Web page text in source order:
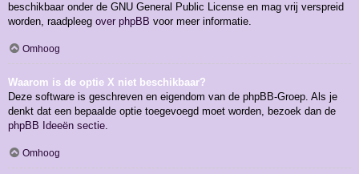
beschikbaar onder de GNU General Public License en mag vrij verspreid
worden, raadpleeg over phpBB voor meer informatie.
Omhoog
Waarom is de optie X niet beschikbaar?
Deze software is geschreven en eigendom van de phpBB-Groep. Als je
denkt dat een bepaalde optie toegevoegd moet worden, bezoek dan de
phpBB Ideeën sectie.
Omhoog